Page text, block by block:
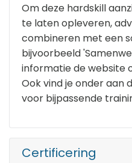
Om deze hardskill
te laten opleveren,
combineren met een
bijvoorbeeld
informatie de website
Ook vind je onder aan
voor bijpassende
Certificering